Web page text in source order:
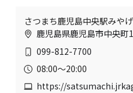
さつまち鹿児島中央駅みや
鹿児島県鹿児島市中央町
099-812-7700
08:00〜20:00
https://